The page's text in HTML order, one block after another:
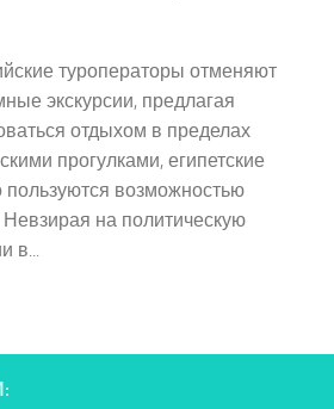
туроператоры отменяют
экскурсии, предлагая
отдыхом в пределах
прогулками, египетские
возможностью
Невзирая на политическую
в...